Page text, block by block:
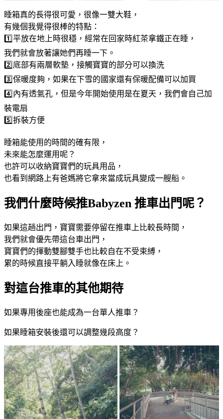
睡箱真的長得很可愛，很像一雙大鞋，
有幾個我覺得很棒的特點：
1️⃣平放在地上時很穩，經常在回家時紅茶拿鐵正在睡，
我們就會放著讓她們再睡一下。
2️⃣底部有兩層軟墊，接觸寶寶的部分可以換洗
3️⃣保暖度夠，如果在下雪的國家還有保暖配備可以加買
4️⃣內有透氣孔，但是今年開始使用是在夏天，我們會自己加
裝電扇
5️⃣拆裝方便
睡箱能使用的時間的確有限，
未來能怎麼運用呢？
也許可以收納寶寶們的玩具用品，
也看到網路上有爸媽將它拿來當成玩具變成一艘船。
我們什麼時候推Babyzen 推車出門呢？
如果這趟出門，寶寶需要停留在推車上比較長時間，
我們就會優先帶這台車出門，
寶寶們的揮動雙腳雙手也比較自在不受束縛，
累的時候直接平躺入睡就像在床上。
對這台推車的其他期待
如果專用後座也能成為一台單人推車？
如果睡箱安裝後還可以調整幾段高度？